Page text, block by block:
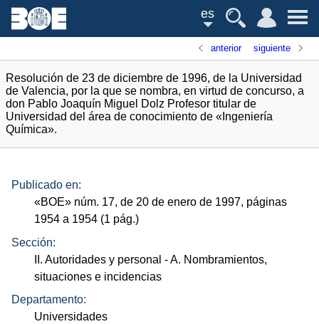
es
anterior siguiente
Resolución de 23 de diciembre de 1996, de la Universidad
de Valencia, por la que se nombra, en virtud de concurso, a
don Pablo Joaquín Miguel Dolz Profesor titular de
Universidad del área de conocimiento de «Ingeniería
Química».
Publicado en:
«BOE» núm. 17, de 20 de enero de 1997, páginas
1954 a 1954 (1 pág.)
Sección:
II. Autoridades y personal - A. Nombramientos,
situaciones e incidencias
Departamento:
Universidades